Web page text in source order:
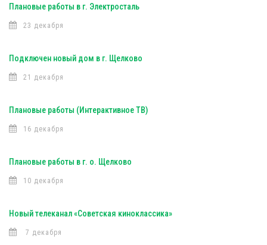
Плановые работы в г. Электросталь
23 декабря
Подключен новый дом в г. Щелково
21 декабря
Плановые работы (Интерактивное ТВ)
16 декабря
Плановые работы в г. о. Щелково
10 декабря
Новый телеканал «Советская киноклассика»
7 декабря